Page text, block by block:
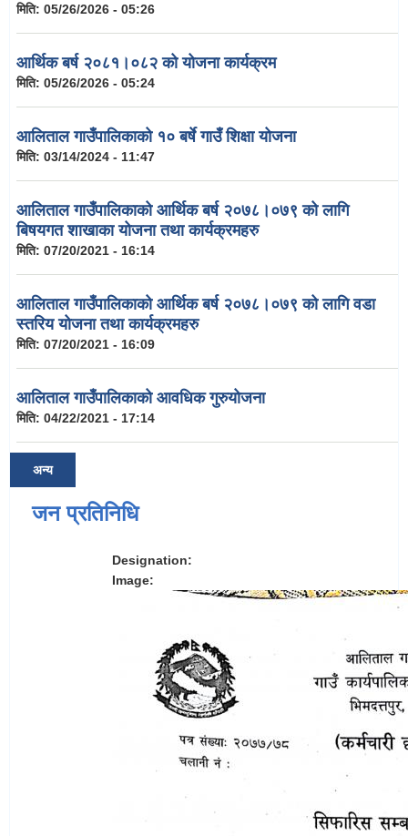
मिति: 05/26/2026 - 05:26
आर्थिक बर्ष २०८१।०८२ को योजना कार्यक्रम
मिति: 05/26/2026 - 05:24
आलिताल गाउँपालिकाको १० बर्षे गाउँ शिक्षा योजना
मिति: 03/14/2024 - 11:47
आलिताल गाउँपालिकाको आर्थिक बर्ष २०७८।०७९ को लागि
बिषयगत शाखाका योजना तथा कार्यक्रमहरु
मिति: 07/20/2021 - 16:14
आलिताल गाउँपालिकाको आर्थिक बर्ष २०७८।०७९ को लागि वडा
स्तरिय योजना तथा कार्यक्रमहरु
मिति: 07/20/2021 - 16:09
आलिताल गाउँपालिकाको आवधिक गुरुयोजना
मिति: 04/22/2021 - 17:14
अन्य
जन प्रतिनिधि
Designation:
Image: